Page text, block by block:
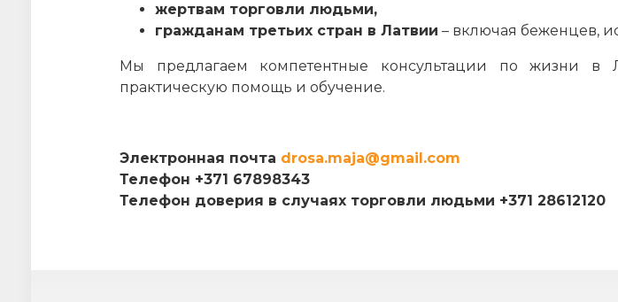
жертвам торговли людьми,
гражданам третьих стран в Латвии – включая беженцев,
Мы предлагаем компетентные консультации по жизни в
практическую помощь и обучение.
Электронная почта drosa.maja@gmail.com
Телефон +371 67898343
Телефон доверия в случаях торговли людьми +371 28612120